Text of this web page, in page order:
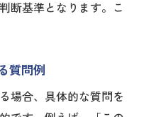
断基準となります。こ
質問例
場合、具体的な質問を